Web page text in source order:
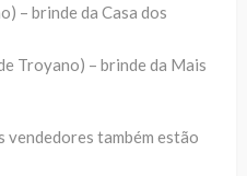
– brinde da Casa dos
Troyano) – brinde da Mais
vendedores também estão